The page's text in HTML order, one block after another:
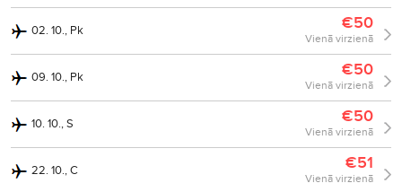
02. 10., Pk €50
Vienā virzienā
09. 10., Pk €50
Vienā virzienā
10. 10., S €50
Vienā virzienā
22. 10., C €51
Vienā virzienā